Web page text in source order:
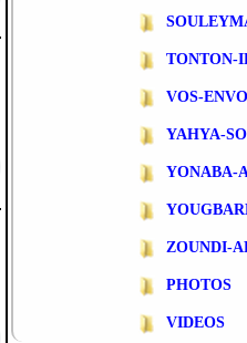
TONTON-
VOS-
YAHYA-
YONABA-
ZOUNDI-
PHOTOS
VIDEOS